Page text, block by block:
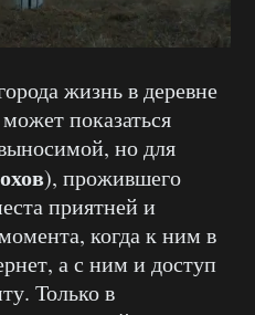
жизнь в деревне
показаться
но для
), прожившего
приятней и
когда к ним в
а с ним и доступ
Только в